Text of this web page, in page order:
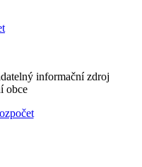
informační zdroj
obce